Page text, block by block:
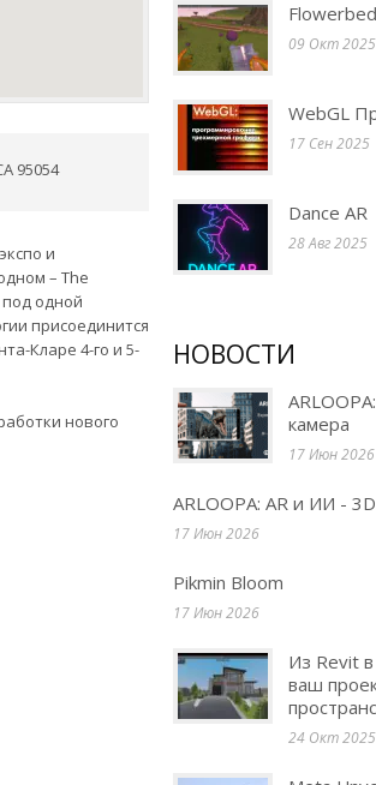
95054
и
– The
под одной
присоединится
Кларе 4-го и 5-
нового
Flowerbed
09 Окт 2025
WebGL
17 Сен 2025
Dance AR
28 Авг 2025
НОВОСТИ
камера
17 Июн 2026
ARLOOPA: AR и ИИ -
17 Июн 2026
Pikmin Bloom
17 Июн 2026
Из Revit
ваш
24 Окт 2025